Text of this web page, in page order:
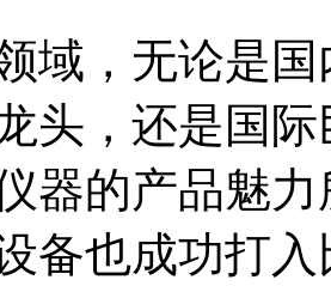
域，无论是
头，还是国际
器的产品魅
备也成功打